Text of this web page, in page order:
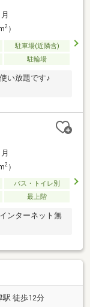
2）
駐車場(近隣含)
駐輪場
い放題です♪
2）
バス・トイレ別
最上階
ンターネット無
駅 徒歩12分